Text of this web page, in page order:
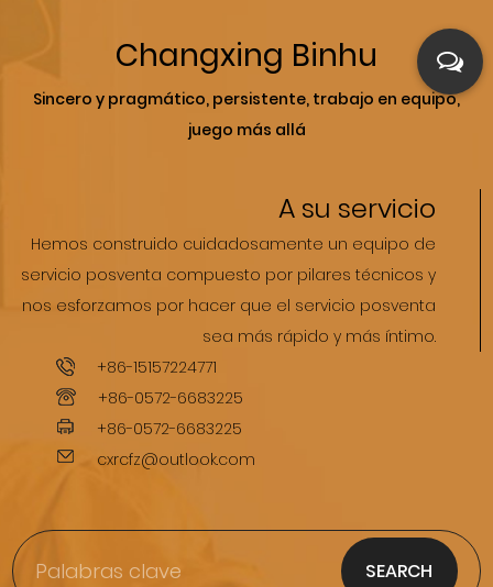
Changxing Binhu
Sincero y pragmático, persistente, trabajo en equipo,
juego más allá
A su servicio
Hemos construido cuidadosamente un equipo de
servicio posventa compuesto por pilares técnicos y
nos esforzamos por hacer que el servicio posventa
sea más rápido y más íntimo.
+86-15157224771
+86-0572-6683225
+86-0572-6683225
cxrcfz@outlook.com